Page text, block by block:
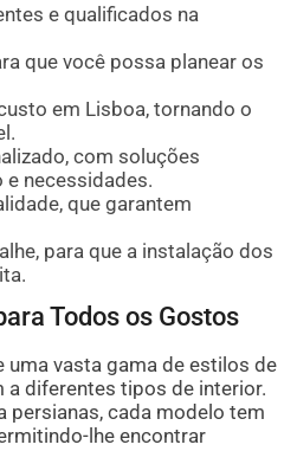
e qualificados na
que você possa planear os
em Lisboa, tornando o
com soluções
necessidades.
que garantem
para que a instalação dos
Todos os Gostos
uma vasta gama de estilos de
a diferentes tipos de interior.
persianas, cada modelo tem
lhe encontrar